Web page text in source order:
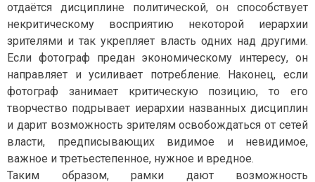
отдаётся дисциплине политической, он способствует
некритическому восприятию некоторой иерархии
зрителями и так укрепляет власть одних над другими.
Если фотограф предан экономическому интересу, он
направляет и усиливает потребление. Наконец, если
фотограф занимает критическую позицию, то его
творчество подрывает иерархии названных дисциплин
и дарит возможность зрителям освобождаться от сетей
власти, предписывающих видимое и невидимое,
важное и третьестепенное, нужное и вредное.
Таким образом, рамки дают возможность